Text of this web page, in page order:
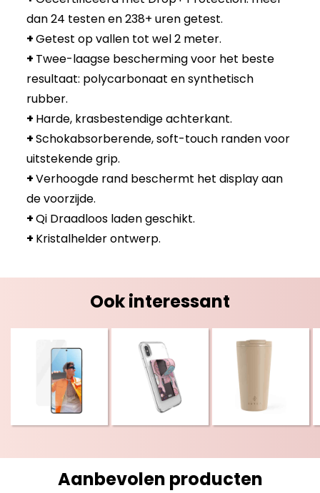
dan 24 testen en 238+ uren getest.
+Getest op vallen tot wel 2 meter.
+ Twee-laagse bescherming voor het beste
resultaat: polycarbonaat en synthetisch
rubber.
+ Harde, krasbestendige achterkant.
+Schokabsorberende, soft-touch randen voor
uitstekende grip.
+Verhoogde rand beschermt het display aan
de voorzijde.
+Qi Draadloos laden geschikt.
+ Kristalhelder ontwerp.
Ook interessant
Aanbevolen producten